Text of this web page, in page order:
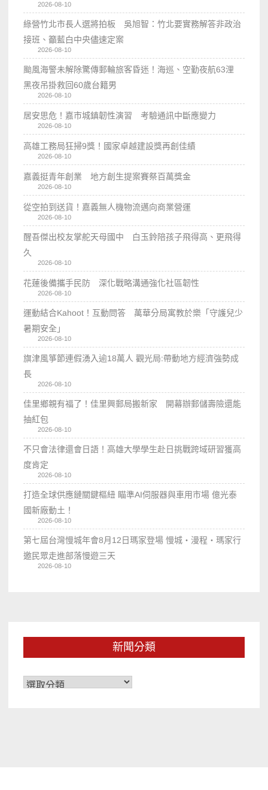
2026-08-10
綠營竹北市長人選將拍板 吳旭智：竹北要實務解答非政治
接班、籲藍白中央儘速定案
2026-08-10
颱風海警未解除驚傳郵輪旅客昏迷！海巡、空勤夜航63浬
黑夜吊掛救回60歲台籍男
2026-08-10
居安思危！嘉市城鎮韌性演習 考驗通訊中斷應變力
2026-08-10
高雄工務局狂掃9獎！國家卓越建設獎再創佳績
2026-08-10
嘉義挺青年創業 地方創生提案賽祭百萬獎金
2026-08-10
從空拍到送貨！嘉義無人機物流邁向商業營運
2026-08-10
醒吾傑出校友掌舵天母國中 白玉鈴陪孩子飛得高、更飛得
久
2026-08-10
花蓮後備攜手民防 深化戰略溝通強化社區韌性
2026-08-10
運動結合Kahoot！互動問答 萬華分局寓教於樂「守護兒少
暑期安全」
2026-08-10
旗津風箏節連假湧入逾18萬人 觀光局:帶動地方經濟強勢成
長
2026-08-10
佳里鄉親有福了！佳里興郵局搬新家 開幕辦郵儲壽險還能
抽紅包
2026-08-10
不只會法律還會日語！高雄大學學生赴日挑戰跨域研習獲高
度肯定
2026-08-10
打造全球供應鏈關鍵樞紐 瞄準AI伺服器與車用市場 億光泰
國新廠動土！
2026-08-10
第七屆台灣慢城年會8月12日瑪家登場 慢城・漫程・瑪家行
邀民眾走進部落慢遊三天
2026-08-10
新聞分類
新